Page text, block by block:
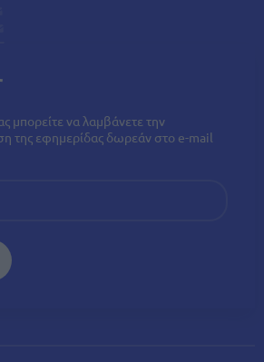
μπορείτε να λαμβάνετε την
της εφημερίδας δωρεάν στο e-mail